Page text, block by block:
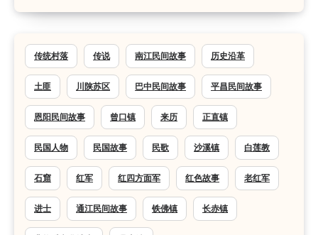
传统村落 传说 南江民间故事 历史沿革
土匪 川陕苏区 巴中民间故事 平昌民间故事
恩阳民间故事 曾口镇 来历 正直镇
民国人物 民国故事 民歌 沙溪镇 白莲教
石窟 红军 红四方面军 红色故事 老红军
进士 通江民间故事 铁佛镇 长赤镇